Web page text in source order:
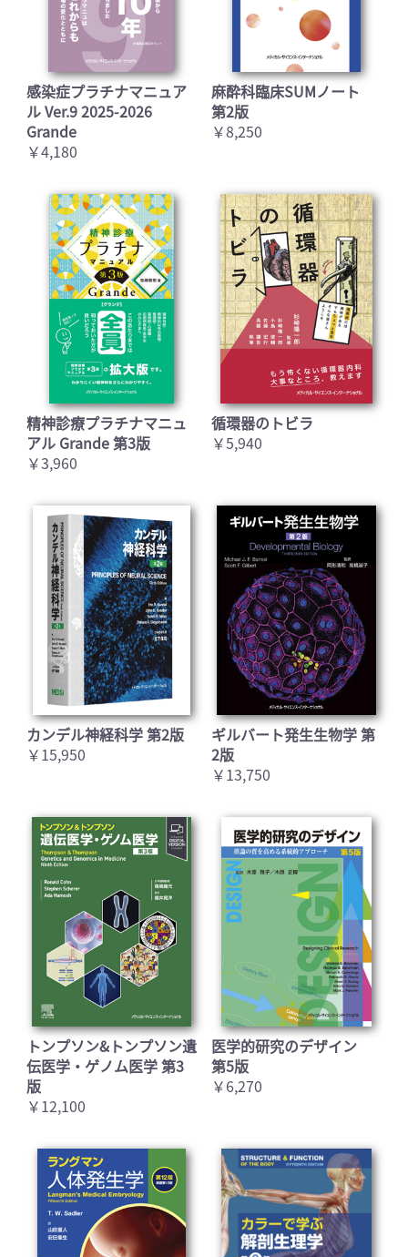
感染症プラチナマニュア
ル Ver.9 2025-2026
Grande
￥4,180
麻酔科臨床SUMノート
第2版
￥8,250
精神診療プラチナマニュ
アル Grande 第3版
￥3,960
循環器のトビラ
￥5,940
カンデル神経科学 第2版
￥15,950
ギルバート発生生物学 第
2版
￥13,750
トンプソン&トンプソン遺
伝医学・ゲノム医学 第3
版
￥12,100
医学的研究のデザイン
第5版
￥6,270